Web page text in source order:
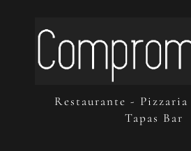
Restaurante -
Tapas Bar